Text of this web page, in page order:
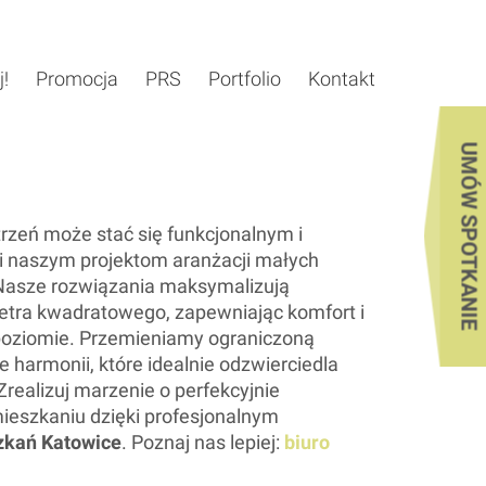
UMÓW SPOTKANIE
Promocja PRS Portfolio Kontakt
może stać się funkcjonalnym i
projektom aranżacji małych
rozwiązania maksymalizują
kwadratowego, zapewniając komfort i
Przemieniamy ograniczoną
harmonii, które idealnie odzwierciedla
marzenie o perfekcyjnie
dzięki profesjonalnym
Katowice. Poznaj nas lepiej: biuro